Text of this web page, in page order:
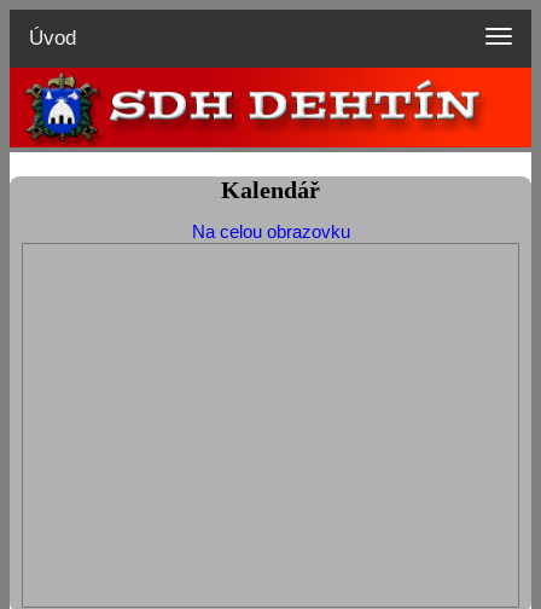
Úvod
Kalendář
Na celou obrazovku